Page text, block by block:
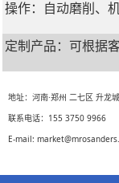
操作：自动磨削、
定制产品：可根据
地址：河南·郑州 二七区 升龙
联系电话：155 3750 9966
E-mail: